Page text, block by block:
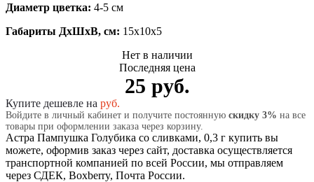
Диаметр цветка: 4-5 см
Габариты ДхШхВ, см: 15x10x5
Нет в наличии
Последняя цена
25 руб.
Купите дешевле на руб.
Войдите в личный кабинет и получите постоянную скидку 3% на все
товары при оформлении заказа через корзину.
Астра Пампушка Голубика со сливками, 0,3 г купить вы
можете, оформив заказ через сайт, доставка осуществляется
транспортной компанией по всей России, мы отправляем
через СДЕК, Boxberry, Почта России.